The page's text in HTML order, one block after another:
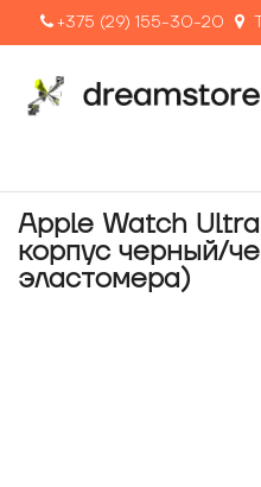
+375 (29) 155-30-20
Apple Watch
корпус черный/
эластомера)